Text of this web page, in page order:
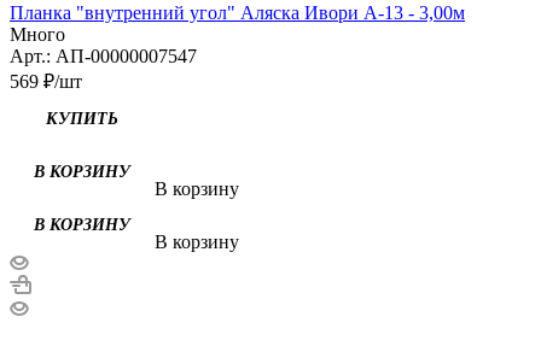
Планка "внутренний угол" Аляска Ивори А-13 - 3,00м
Много
Арт.: АП-00000007547
569 ₽/шт
КУПИТЬ
В корзину
В корзину